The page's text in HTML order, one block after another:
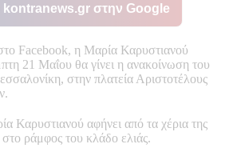
kontranews.gr στην Google
Facebook, η Μαρία Καρυστιανού
21 Μαΐου θα γίνει η ανακοίνωση του
στην πλατεία Αριστοτέλους
Καρυστιανού αφήνει από τα χέρια της
ράμφος του κλάδο ελιάς.